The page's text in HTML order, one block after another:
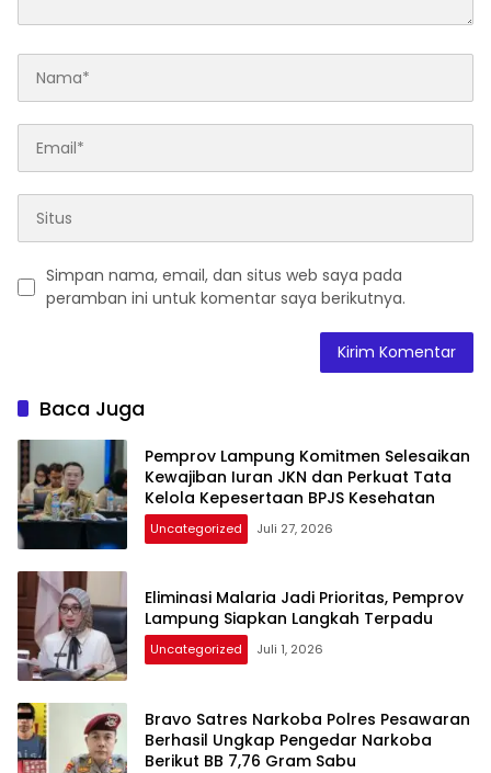
Simpan nama, email, dan situs web saya pada
peramban ini untuk komentar saya berikutnya.
Baca Juga
Pemprov Lampung Komitmen Selesaikan
Kewajiban Iuran JKN dan Perkuat Tata
Kelola Kepesertaan BPJS Kesehatan
Uncategorized Juli 27, 2026
Eliminasi Malaria Jadi Prioritas, Pemprov
Lampung Siapkan Langkah Terpadu
Uncategorized Juli 1, 2026
Bravo Satres Narkoba Polres Pesawaran
Berhasil Ungkap Pengedar Narkoba
Berikut BB 7,76 Gram Sabu